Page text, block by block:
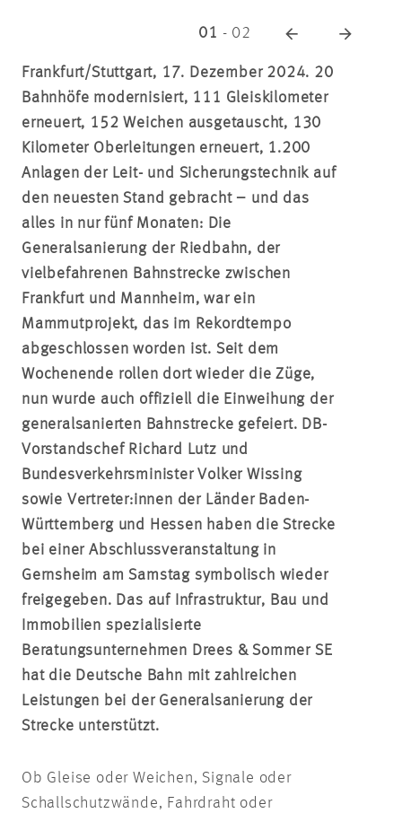
01 - 02
Frankfurt/Stuttgart, 17. Dezember 2024. 20
Bahnhöfe modernisiert, 111 Gleiskilometer
erneuert, 152 Weichen ausgetauscht, 130
Kilometer Oberleitungen erneuert, 1.200
Anlagen der Leit- und Sicherungstechnik auf
den neuesten Stand gebracht – und das
alles in nur fünf Monaten: Die
Generalsanierung der Riedbahn, der
vielbefahrenen Bahnstrecke zwischen
Frankfurt und Mannheim, war ein
Mammutprojekt, das im Rekordtempo
abgeschlossen worden ist. Seit dem
Wochenende rollen dort wieder die Züge,
nun wurde auch offiziell die Einweihung der
generalsanierten Bahnstrecke gefeiert. DB-
Vorstandschef Richard Lutz und
Bundesverkehrsminister Volker Wissing
sowie Vertreter:innen der Länder Baden-
Württemberg und Hessen haben die Strecke
bei einer Abschlussveranstaltung in
Gernsheim am Samstag symbolisch wieder
freigegeben. Das auf Infrastruktur, Bau und
Immobilien spezialisierte
Beratungsunternehmen Drees & Sommer SE
hat die Deutsche Bahn mit zahlreichen
Leistungen bei der Generalsanierung der
Strecke unterstützt.
Ob Gleise oder Weichen, Signale oder
Schallschutzwände, Fahrdraht oder